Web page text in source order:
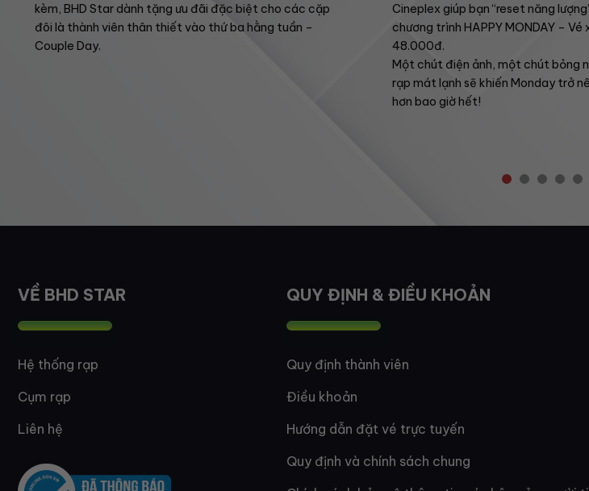
kèm, BHD Star dành tặng ưu đãi đặc biệt cho các cặp
đôi là thành viên thân thiết vào thứ ba hằng tuần –
Couple Day.
Cineplex giúp bạn “reset năng
chương trình HAPPY MONDAY –
48.000đ.
Một chút điện ảnh, một chút bỏng
rạp mát lạnh sẽ khiến Monday trở
hơn bao giờ hết!
VỀ BHD STAR
Hệ thống rạp
Cụm rạp
Liên hệ
QUY ĐỊNH & ĐIỀU KHOẢN
Quy định thành viên
Điều khoản
Hướng dẫn đặt vé trực tuyến
Quy định và chính sách chung